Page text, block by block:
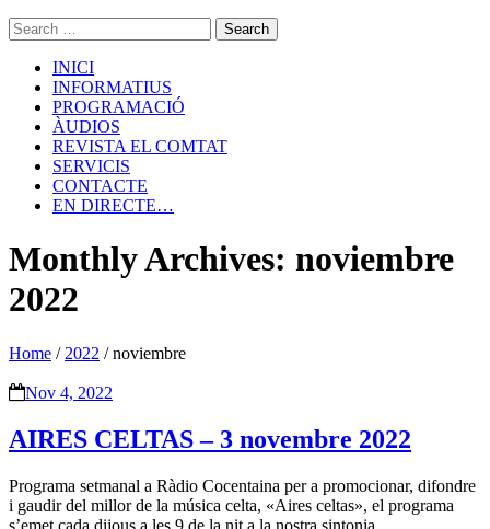
INICI
INFORMATIUS
PROGRAMACIÓ
ÀUDIOS
REVISTA EL COMTAT
SERVICIS
CONTACTE
EN DIRECTE…
Monthly Archives: noviembre
2022
Home / 2022 /noviembre
Nov 4, 2022
AIRES CELTAS – 3 novembre 2022
Programa setmanal a Ràdio Cocentaina per a promocionar, difondre
i gaudir del millor de la música celta, «Aires celtas», el programa
s’emet cada dijous a les 9 de la nit a la nostra sintonia.